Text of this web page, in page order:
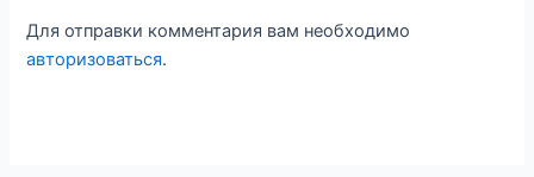
Для отправки комментария вам необходимо
авторизоваться.